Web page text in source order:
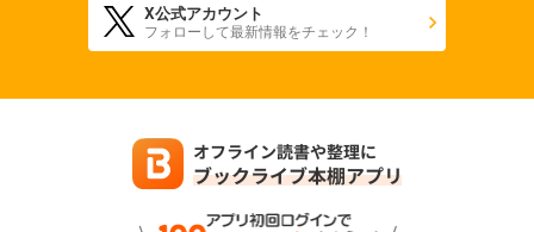
X公式アカウント
フォローして最新情報をチェック！